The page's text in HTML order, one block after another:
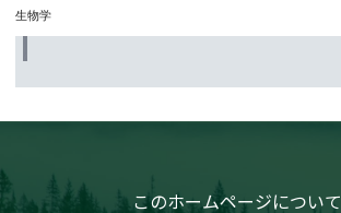
生物学
このホームページについて